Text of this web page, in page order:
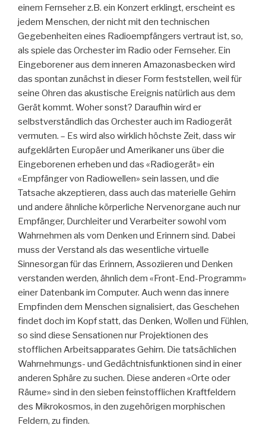
einem Fernseher z.B. ein Konzert erklingt, erscheint es
jedem Menschen, der nicht mit den technischen
Gegebenheiten eines Radioempfängers vertraut ist, so,
als spiele das Orchester im Radio oder Fernseher. Ein
Eingeborener aus dem inneren Amazonasbecken wird
das spontan zunächst in dieser Form feststellen, weil für
seine Ohren das akustische Ereignis natürlich aus dem
Gerät kommt. Woher sonst? Daraufhin wird er
selbstverständlich das Orchester auch im Radiogerät
vermuten. – Es wird also wirklich höchste Zeit, dass wir
aufgeklärten Europäer und Amerikaner uns über die
Eingeborenen erheben und das «Radiogerät» ein
«Empfänger von Radiowellen» sein lassen, und die
Tatsache akzeptieren, dass auch das materielle Gehirn
und andere ähnliche körperliche Nervenorgane auch nur
Empfänger, Durchleiter und Verarbeiter sowohl vom
Wahrnehmen als vom Denken und Erinnern sind. Dabei
muss der Verstand als das wesentliche virtuelle
Sinnesorgan für das Erinnern, Assoziieren und Denken
verstanden werden, ähnlich dem «Front-End-Programm»
einer Datenbank im Computer. Auch wenn das innere
Empfinden dem Menschen signalisiert, das Geschehen
findet doch im Kopf statt, das Denken, Wollen und Fühlen,
so sind diese Sensationen nur Projektionen des
stofflichen Arbeitsapparates Gehirn. Die tatsächlichen
Wahrnehmungs- und Gedächtnisfunktionen sind in einer
anderen Sphäre zu suchen. Diese anderen «Orte oder
Räume» sind in den sieben feinstofflichen Kraftfeldern
des Mikrokosmos, in den zugehörigen morphischen
Feldern, zu finden.